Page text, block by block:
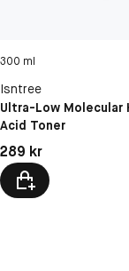
300 ml
Isntree
Ultra-Low Molecular
Acid Toner
Pris: 289 kr
289 kr